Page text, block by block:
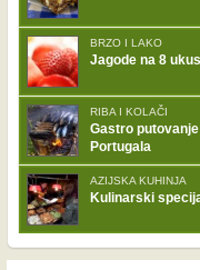
BRZO I LAKO
Jagode na 8
RIBA I KOLAČI
Gastro
Portugala
AZIJSKA KUHINJA
Kulinarski